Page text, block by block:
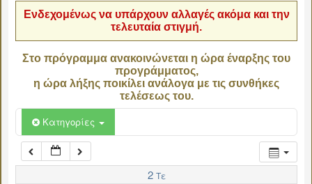
Ενδεχομένως να υπάρχουν αλλαγές ακόμα και την
τελευταία στιγμή.
Στο πρόγραμμα ανακοινώνεται η ώρα έναρξης του
προγράμματος,
η ώρα λήξης ποικίλει ανάλογα με τις συνθήκες
τελέσεως του.
Κατηγορίες
2 Τε
06:00
07:00